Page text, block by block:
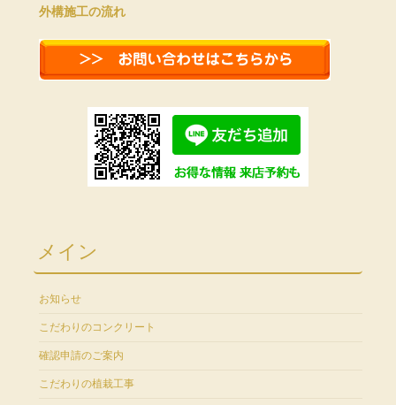
外構施工の流れ
メイン
お知らせ
こだわりのコンクリート
確認申請のご案内
こだわりの植栽工事